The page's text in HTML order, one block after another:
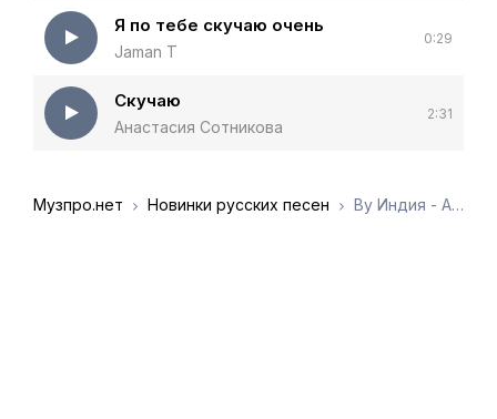
Я по тебе скучаю очень
Jaman T
0:29
Скучаю
Анастасия Сотникова
2:31
Музпро.нет Новинки русских песен By Индия - А я скучаю по тебе